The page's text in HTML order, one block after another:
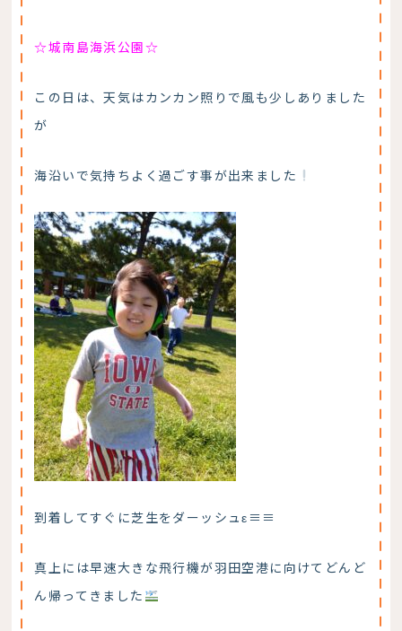
☆城南島海浜公園☆
この日は、天気はカンカン照りで風も少しありました
が
海沿いで気持ちよく過ごす事が出来ました
到着してすぐに芝生をダーッシュε≡≡
真上には早速大きな飛行機が羽田空港に向けてどんど
ん帰ってきました